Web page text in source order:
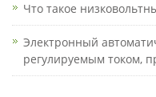
Что такое
Электронный
регулируемым током,